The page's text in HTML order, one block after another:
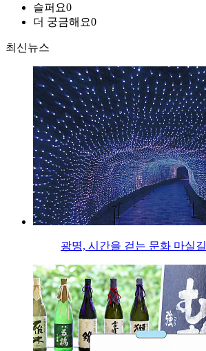
슬퍼요0
더 궁금해요0
최신뉴스
광명, 시간을 걷는 문화 마실길